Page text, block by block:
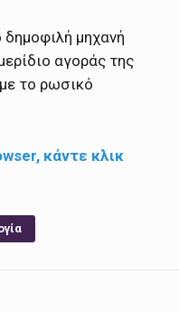
δημοφιλή μηχανή
αγοράς της
το ρωσικό
κάντε κλικ